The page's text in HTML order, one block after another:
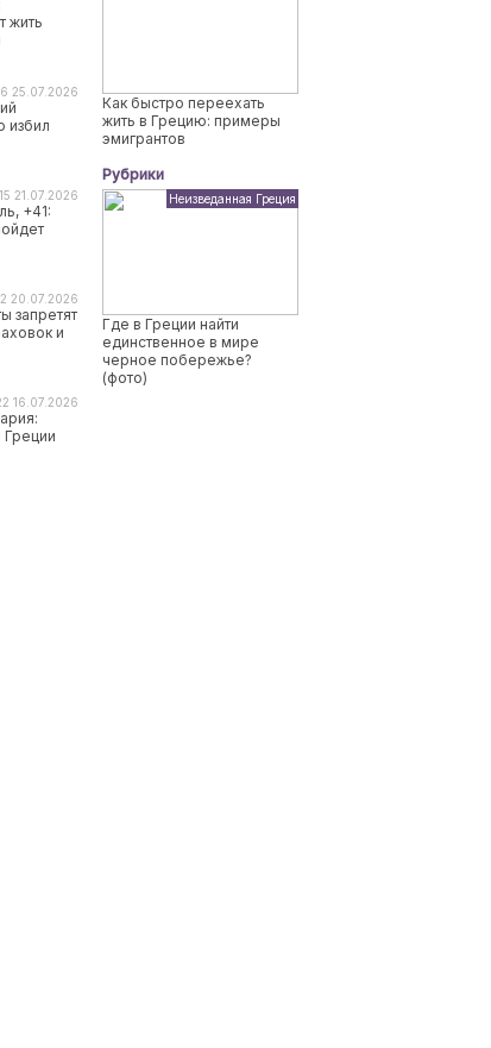
жить
25.07.2026
избил
21.07.2026
+41:
20.07.2026
запретят
и
16.07.2026
Греции
Как быстро переехать
жить в Грецию: примеры
эмигрантов
Рубрики
Неизведанная Греция
Где в Греции найти
единственное в мире
черное побережье?
(фото)